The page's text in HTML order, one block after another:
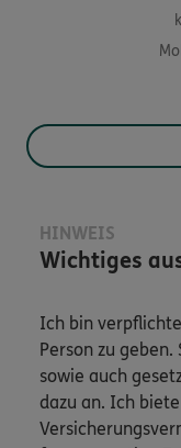
HINWEIS
Wichtiges
Ich bin
Person zu
sowie auch
dazu an. Ich